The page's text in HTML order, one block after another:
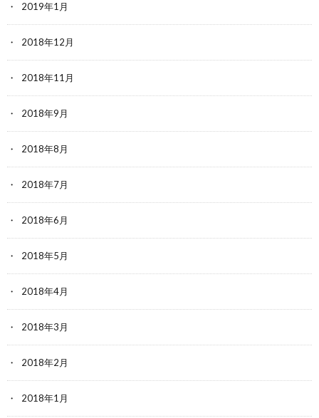
2019年1月
2018年12月
2018年11月
2018年9月
2018年8月
2018年7月
2018年6月
2018年5月
2018年4月
2018年3月
2018年2月
2018年1月